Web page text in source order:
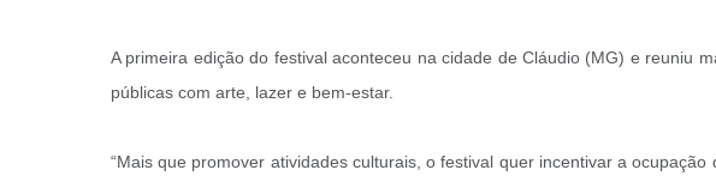
A primeira edição do festival aconteceu na cidade de Cláudio (MG) e reuniu
públicas com arte, lazer e bem-estar.
“Mais que promover atividades culturais, o festival quer incentivar a